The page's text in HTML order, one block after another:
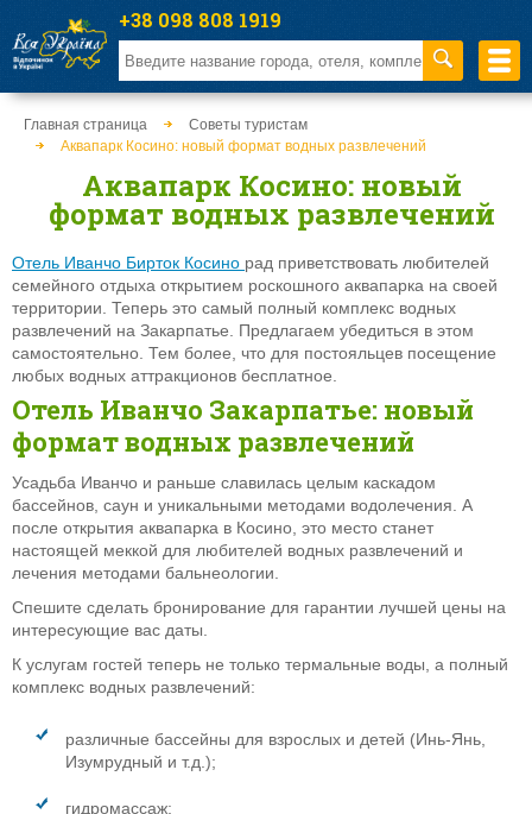
Главная страница
Советы туристам
Аквапарк Косино: новый формат водных развлечений
Аквапарк Косино: новый
формат водных развлечений
Отель Иванчо Бирток Косино рад приветствовать любителей
семейного отдыха открытием роскошного аквапарка на своей
территории. Теперь это самый полный комплекс водных
развлечений на Закарпатье. Предлагаем убедиться в этом
самостоятельно. Тем более, что для постояльцев посещение
любых водных аттракционов бесплатное.
Отель Иванчо Закарпатье: новый
формат водных развлечений
Усадьба Иванчо и раньше славилась целым каскадом
бассейнов, саун и уникальными методами водолечения. А
после открытия аквапарка в Косино, это место станет
настоящей меккой для любителей водных развлечений и
лечения методами бальнеологии.
Спешите сделать бронирование для гарантии лучшей цены на
интересующие вас даты.
К услугам гостей теперь не только термальные воды, а полный
комплекс водных развлечений:
различные бассейны для взрослых и детей (Инь-Янь,
Изумрудный и т.д.);
гидромассаж;
+38 098 808 1919